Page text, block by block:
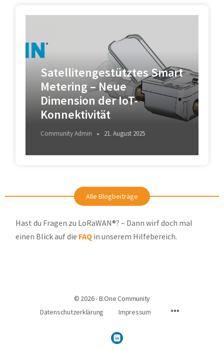
Satellitengestütztes Smart
Metering – Neue
Dimension der IoT-
Konnektivität
Community Admin 21. August 2025
Alle Blogbeiträge
Hast du Fragen zu LoRaWAN®? – Dann wirf doch mal
einen Blick auf die FAQ in unserem Hilfebereich.
© 2026 - B.One Community
Datenschutzerklärung
Impressum